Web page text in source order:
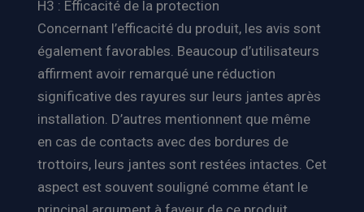
H3 : Efficacité de la protection
Concernant l’efficacité du produit, les avis sont
également favorables. Beaucoup d’utilisateurs
affirment avoir remarqué une réduction
significative des rayures sur leurs jantes après
installation. D’autres mentionnent que même
en cas de contacts avec des bordures de
trottoirs, leurs jantes sont restées intactes. Cet
aspect est souvent souligné comme étant le